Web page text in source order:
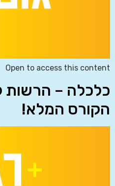
Open to access this content
כלכלה – הרשות
הקורס המלא!